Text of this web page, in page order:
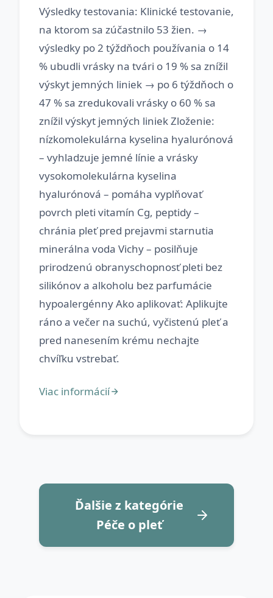
Výsledky testovania: Klinické testovanie,
na ktorom sa zúčastnilo 53 žien. →
výsledky po 2 týždňoch používania o 14
% ubudli vrásky na tvári o 19 % sa znížil
výskyt jemných liniek → po 6 týždňoch o
47 % sa zredukovali vrásky o 60 % sa
znížil výskyt jemných liniek Zloženie:
nízkomolekulárna kyselina hyalurónová
– vyhladzuje jemné línie a vrásky
vysokomolekulárna kyselina
hyalurónová – pomáha vyplňovať
povrch pleti vitamín Cg, peptidy –
chránia pleť pred prejavmi starnutia
minerálna voda Vichy – posilňuje
prirodzenú obranyschopnosť pleti bez
silikónov a alkoholu bez parfumácie
hypoalergénny Ako aplikovať: Aplikujte
ráno a večer na suchú, vyčistenú pleť a
pred nanesením krému nechajte
Ďalšie z kategórie
Péče o pleť